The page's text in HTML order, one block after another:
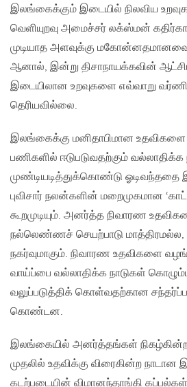
இலங்கைக்கும் இடையில் நிலவிய
வெளியுறவு அமைச்சர் லக்ஸ்மன்
முடியாத அளவுக்கு
ஆனால், இன்று திசாநாயக்கவின்
இடையிலான உறவுகளை எவ்வாறு
தெரியவில்லை.
இலங்கைக்கு மனிதாபிமான உதவிகளை
பணிகளில் ஈடுபடுவதற்கும் வல்லாதிக்க
முண்டியடித்துக்கொண்டு ஓடிவந்ததை
புவிசார் நலன்களின் மறைமுகமான
கூறமுடியும். அனர்த்த நிவாரண
நல்லெண்ணச் செயற்பாடு மாத்திரமல்ல,
நகர்வுமாகும். நிவாரண உதவிகளை
வாய்ப்பை வல்லாதிக்க நாடுகள்
வலுப்படுத்திக் கொள்வதற்கான
கொண்டன.
இலங்கையில் அனர்த்தங்கள்
முதலில் உதவிக்கு விரைகின்ற
கடற்படையின் விமானந்தாங்கி